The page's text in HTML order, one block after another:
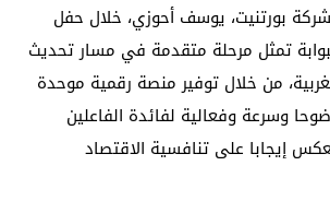
بورتنيت، يوسف أحوزي، خلال حفل
تمثل مرحلة متقدمة في مسار تحديث
من خلال توفير منصة رقمية موحدة
وسرعة وفعالية لفائدة الفاعلين
إيجابا على تنافسية الاقتصاد